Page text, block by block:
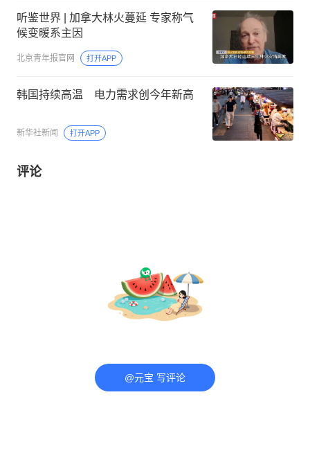
听鉴世界 | 加拿大林火蔓延 专家称气
候变暖系主因
北京青年报官网 打开APP
韩国持续高温 电力需求创今年新高
新华社新闻 打开APP
评论
@元宝 写评论